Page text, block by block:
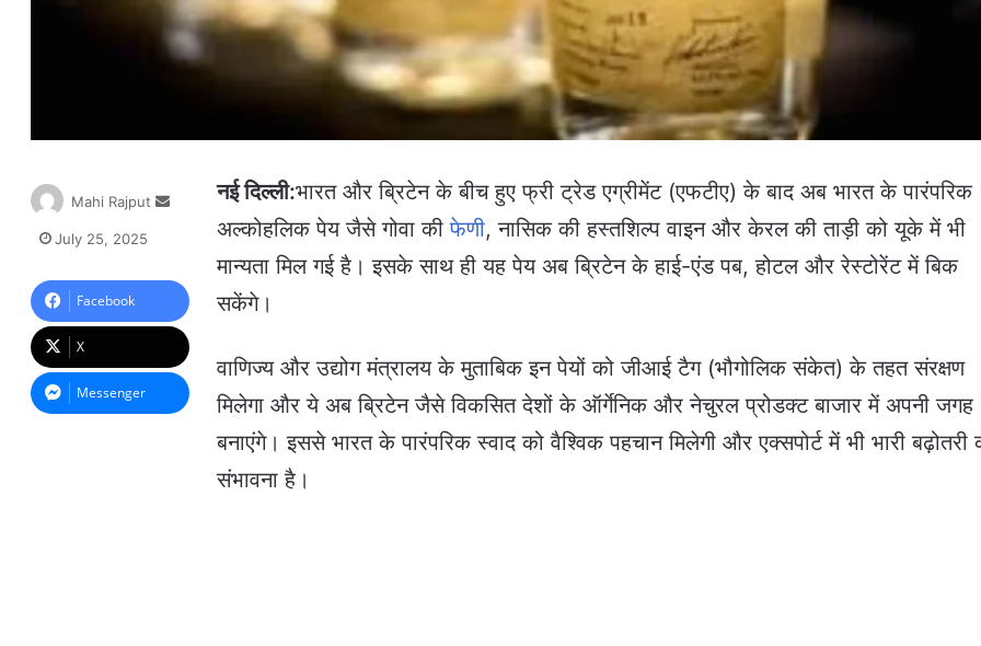
नई दिल्ली:भारत और ब्रिटेन के बीच हुए फ्री ट्रेड एग्रीमेंट (एफटीए) के बाद अब भारत के पारंपरिक
अल्कोहलिक पेय जैसे गोवा कीफेणी, नासिक की हस्तशिल्प वाइन और केरल की ताड़ी को यूके में भी
मान्यता मिल गई है। इसके साथ ही यह पेय अब ब्रिटेन के हाई-एंड पब, होटल और रेस्टोरेंट में बिक
सकेंगे।
वाणिज्य और उद्योग मंत्रालय के मुताबिक इन पेयों को जीआई टैग (भौगोलिक संकेत) के तहत संरक्षण
मिलेगा और ये अब ब्रिटेन जैसे विकसित देशों के ऑर्गेनिक और नेचुरल प्रोडक्ट बाजार में अपनी जगह
बनाएंगे। इससे भारत के पारंपरिक स्वाद को वैश्विक पहचान मिलेगी और एक्सपोर्ट में भी भारी बढ़ोतरी
संभावना है।
Mahi Rajput
n
m
July 25, 2025
Facebook
X
Messenger